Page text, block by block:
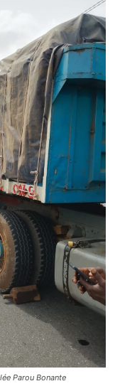
Parou Bonante